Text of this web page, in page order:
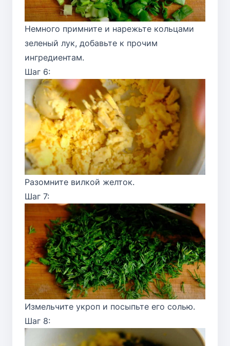
Немного примните и нарежьте кольцами
зеленый лук, добавьте к прочим
ингредиентам.
Шаг 6:
Разомните вилкой желток.
Шаг 7:
Измельчите укроп и посыпьте его солью.
Шаг 8: